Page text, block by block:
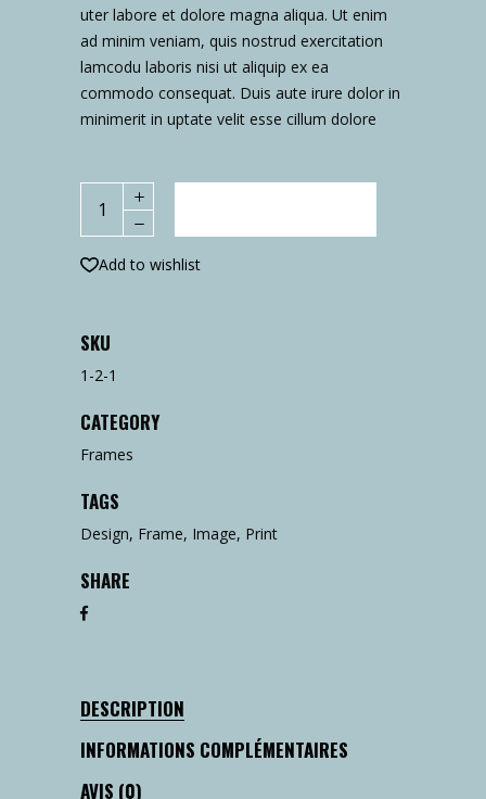
uter labore et dolore magna aliqua. Ut enim
ad minim veniam, quis nostrud exercitation
lamcodu laboris nisi ut aliquip ex ea
commodo consequat. Duis aute irure dolor in
minimerit in uptate velit esse cillum dolore
Watch
Add to wishlist
SKU
1-2-1
CATEGORY
Frames
TAGS
Design, Frame, Image, Print
SHARE
DESCRIPTION
INFORMATIONS COMPLÉMENTAIRES
AVIS (0)